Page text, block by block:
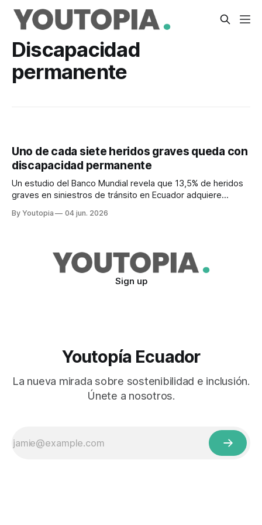
Discapacidad
permanente
Uno de cada siete heridos graves queda con
discapacidad permanente
Un estudio del Banco Mundial revela que 13,5% de heridos
graves en siniestros de tránsito en Ecuador adquiere
By Youtopia 04 jun. 2026
Sign up
Youtopía Ecuador
La nueva mirada sobre sostenibilidad e inclusión.
Únete a nosotros.